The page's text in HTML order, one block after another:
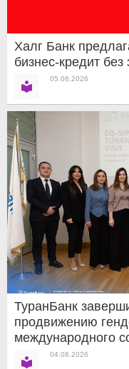
Халг Банк
бизнес-кредит без
05.08.2026
ТуранБанк
продвижению
международного
04.08.2026